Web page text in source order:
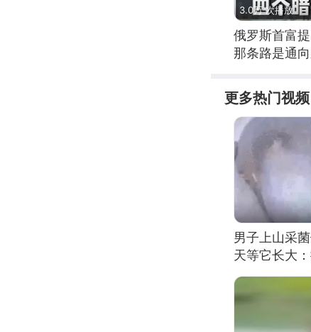
3.0万 次播放
俄罗斯首富
那条路是通
更多热门视频
男子上山采
天等它长大